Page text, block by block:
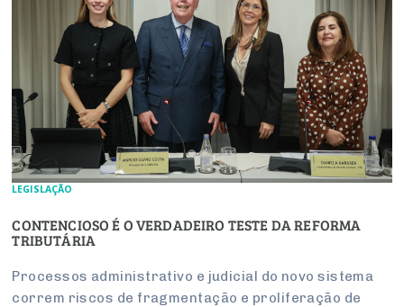
LEGISLAÇÃO
CONTENCIOSO É O VERDADEIRO TESTE DA REFORMA
TRIBUTÁRIA
Processos administrativo e judicial do novo sistema
correm riscos de fragmentação e proliferação de